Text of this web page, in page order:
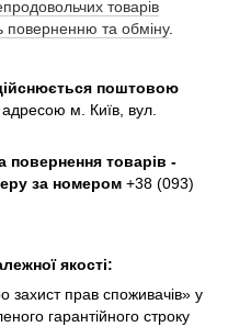
товарів
поверненню та обміну.
поштовою
м. Київ, вул.
повернення товарів -
за номером +38 (093)
якості:
захист прав споживачів» у
гарантійного строку